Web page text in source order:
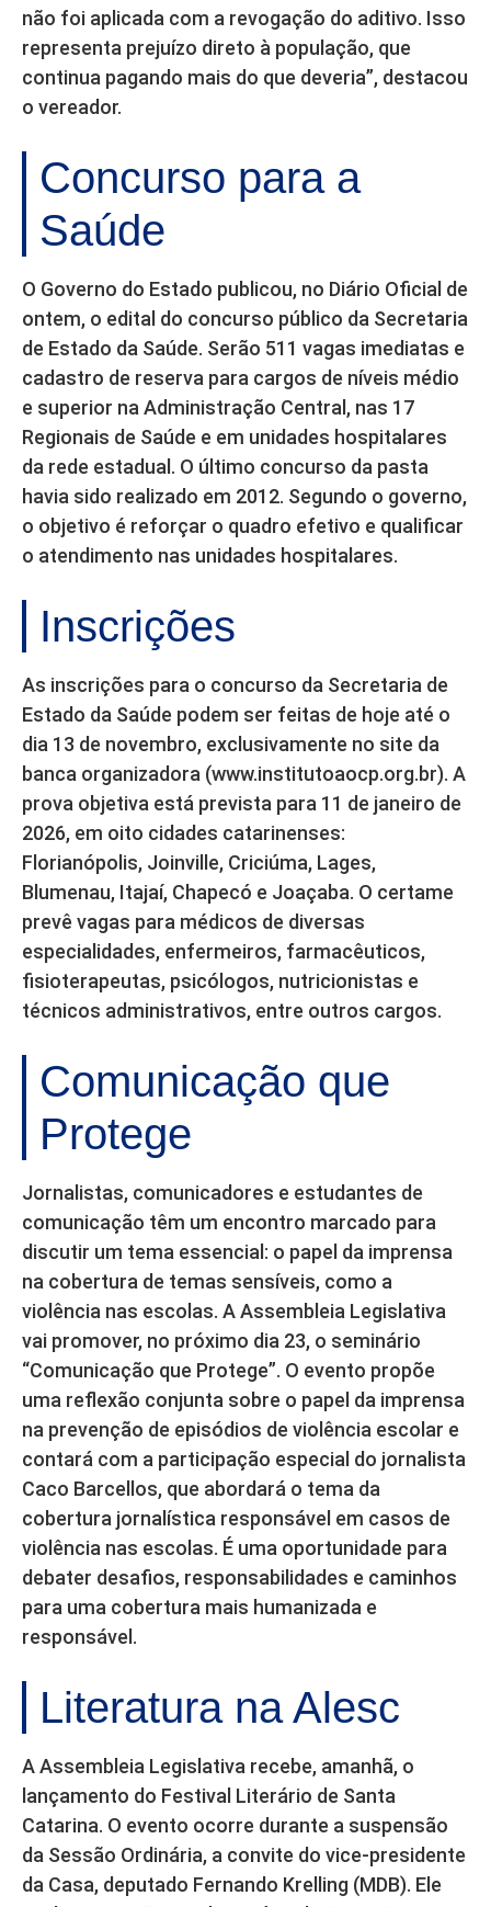
não foi aplicada com a revogação do aditivo. Isso
representa prejuízo direto à população, que
continua pagando mais do que deveria”, destacou
o vereador.
Concurso para a
Saúde
O Governo do Estado publicou, no Diário Oficial de
ontem, o edital do concurso público da Secretaria
de Estado da Saúde. Serão 511 vagas imediatas e
cadastro de reserva para cargos de níveis médio
e superior na Administração Central, nas 17
Regionais de Saúde e em unidades hospitalares
da rede estadual. O último concurso da pasta
havia sido realizado em 2012. Segundo o governo,
o objetivo é reforçar o quadro efetivo e qualificar
o atendimento nas unidades hospitalares.
Inscrições
As inscrições para o concurso da Secretaria de
Estado da Saúde podem ser feitas de hoje até o
dia 13 de novembro, exclusivamente no site da
banca organizadora (www.institutoaocp.org.br). A
prova objetiva está prevista para 11 de janeiro de
2026, em oito cidades catarinenses:
Florianópolis, Joinville, Criciúma, Lages,
Blumenau, Itajaí, Chapecó e Joaçaba. O certame
prevê vagas para médicos de diversas
especialidades, enfermeiros, farmacêuticos,
fisioterapeutas, psicólogos, nutricionistas e
técnicos administrativos, entre outros cargos.
Comunicação que
Protege
Jornalistas, comunicadores e estudantes de
comunicação têm um encontro marcado para
discutir um tema essencial: o papel da imprensa
na cobertura de temas sensíveis, como a
violência nas escolas. A Assembleia Legislativa
vai promover, no próximo dia 23, o seminário
“Comunicação que Protege”. O evento propõe
uma reflexão conjunta sobre o papel da imprensa
na prevenção de episódios de violência escolar e
contará com a participação especial do jornalista
Caco Barcellos, que abordará o tema da
cobertura jornalística responsável em casos de
violência nas escolas. É uma oportunidade para
debater desafios, responsabilidades e caminhos
para uma cobertura mais humanizada e
responsável.
Literatura na Alesc
A Assembleia Legislativa recebe, amanhã, o
lançamento do Festival Literário de Santa
Catarina. O evento ocorre durante a suspensão
da Sessão Ordinária, a convite do vice-presidente
da Casa, deputado Fernando Krelling (MDB). Ele